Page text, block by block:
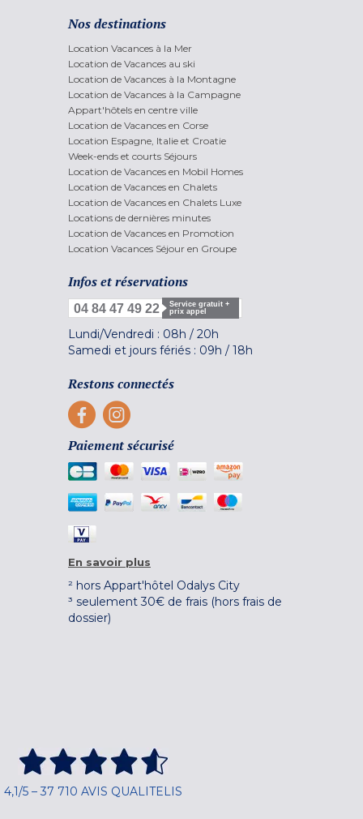
Nos destinations
Location Vacances à la Mer
Location de Vacances au ski
Location de Vacances à la Montagne
Location de Vacances à la Campagne
Appart'hôtels en centre ville
Location de Vacances en Corse
Location Espagne, Italie et Croatie
Week-ends et courts Séjours
Location de Vacances en Mobil Homes
Location de Vacances en Chalets
Location de Vacances en Chalets Luxe
Locations de dernières minutes
Location de Vacances en Promotion
Location Vacances Séjour en Groupe
Infos et réservations
04 84 47 49 22
Service gratuit +
prix appel
Lundi/Vendredi : 08h / 20h
Samedi et jours fériés : 09h / 18h
Restons connectés
Paiement sécurisé
En savoir plus
² hors Appart'hôtel Odalys City
³ seulement 30€ de frais (hors frais de
dossier)
4,1/5 – 37 710 AVIS QUALITELIS